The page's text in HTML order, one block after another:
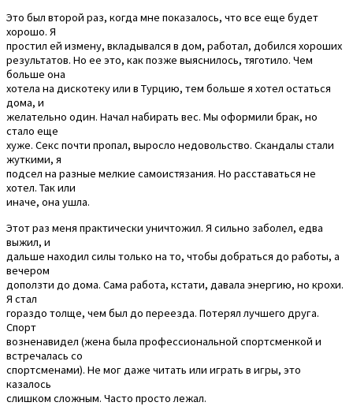
Это был второй раз, когда мне показалось, что все еще будет
хорошо. Я
простил ей измену, вкладывался в дом, работал, добился хороших
результатов. Но ее это, как позже выяснилось, тяготило. Чем
больше она
хотела на дискотеку или в Турцию, тем больше я хотел остаться
дома, и
желательно один. Начал набирать вес. Мы оформили брак, но
стало еще
хуже. Секс почти пропал, выросло недовольство. Скандалы стали
жуткими, я
подсел на разные мелкие самоистязания. Но расставаться не
хотел. Так или
иначе, она ушла.
Этот раз меня практически уничтожил. Я сильно заболел, едва
выжил, и
дальше находил силы только на то, чтобы добраться до работы, а
вечером
доползти до дома. Сама работа, кстати, давала энергию, но крохи.
Я стал
гораздо толще, чем был до переезда. Потерял лучшего друга.
Спорт
возненавидел (жена была профессиональной спортсменкой и
встречалась со
спортсменами). Не мог даже читать или играть в игры, это
казалось
слишком сложным. Часто просто лежал.